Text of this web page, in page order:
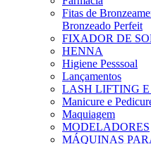
Fitas de
Bronzeado Perfeit
FIXADOR DE
HENNA
Higiene Pesssoal
Lançamentos
LASH LIFTING
Manicure e
Maquiagem
MODELADORES
MÁQUINAS